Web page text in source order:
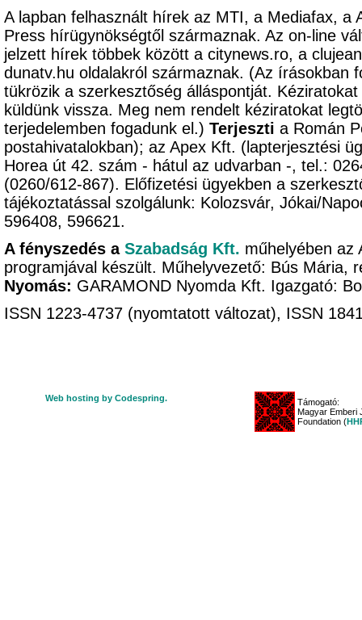
A lapban felhasznált hírek az MTI, a Mediafax, a
Press hírügynökségtől származnak. Az on-line
jelzett hírek többek között a citynews.ro, a
dunatv.hu oldalakról származnak. (Az írásokban
tükrözik a szerkesztőség álláspontját.
küldünk vissza. Meg nem rendelt kéziratokat
terjedelemben fogadunk el.) Terjeszti a Román
postahivatalokban); az Apex Kft. (lapterjesztési
Horea út 42. szám - hátul az udvarban -, tel.:
(0260/612-867). Előfizetési ügyekben a
tájékoztatással szolgálunk: Kolozsvár, Jókai/
596408, 596621.
A fényszedés a Szabadság Kft. műhelyében az
programjával készült. Műhelyvezető: Bús Mária,
Nyomás: GARAMOND Nyomda Kft. Igazgató:
ISSN 1223-4737 (nyomtatott változat), ISSN
Web hosting by Codespring.
Támogató:
Magyar Emberi
Foundation (